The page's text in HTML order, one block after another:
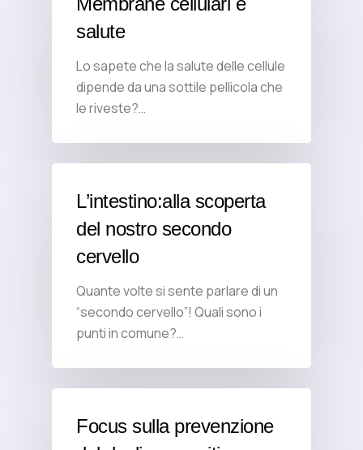
salute
Lo sapete che la salute delle cellule
dipende da una sottile pellicola che
le riveste?…
L’intestino:alla scoperta
del nostro secondo
cervello
Quante volte si sente parlare di un
“secondo cervello”! Quali sono i
punti in comune?…
Focus sulla prevenzione